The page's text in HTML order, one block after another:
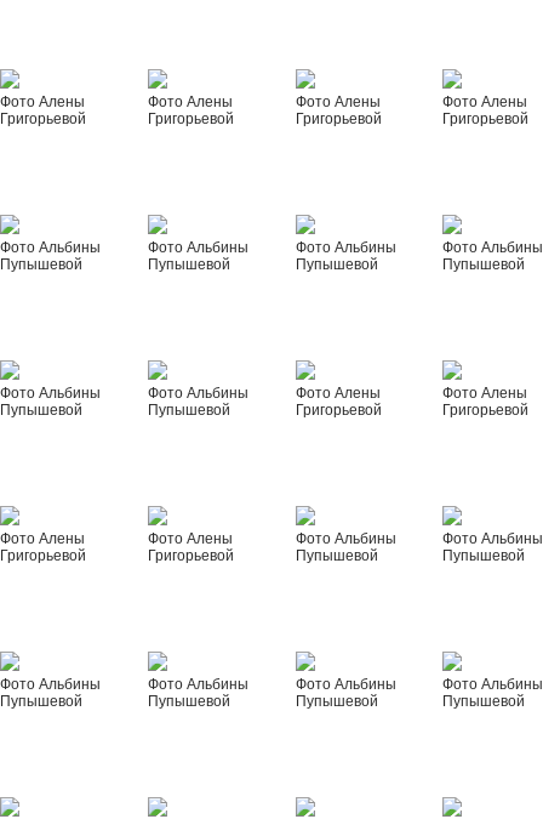
Фото Алены
Григорьевой
Фото Алены
Григорьевой
Фото Алены
Григорьевой
Фото Алены
Григорьевой
Фото Альбины
Пупышевой
Фото Альбины
Пупышевой
Фото Альбины
Пупышевой
Фото Альбины
Пупышевой
Фото Альбины
Пупышевой
Фото Альбины
Пупышевой
Фото Алены
Григорьевой
Фото Алены
Григорьевой
Фото Алены
Григорьевой
Фото Алены
Григорьевой
Фото Альбины
Пупышевой
Фото Альбины
Пупышевой
Фото Альбины
Пупышевой
Фото Альбины
Пупышевой
Фото Альбины
Пупышевой
Фото Альбины
Пупышевой